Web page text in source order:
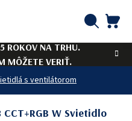
ROKOV NA TRHU.
MÔŽETE VERIŤ.
s ventilátorom
CCT+RGB W Svietidlo